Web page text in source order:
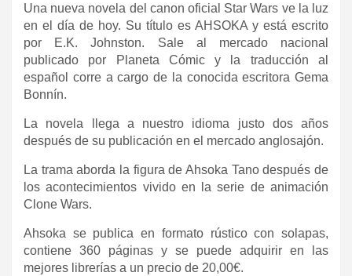
Una nueva novela del canon oficial Star Wars ve la luz
en el día de hoy. Su título es AHSOKA y está escrito
por E.K. Johnston. Sale al mercado nacional
publicado por Planeta Cómic y la traducción al
español corre a cargo de la conocida escritora Gema
Bonnín.
La novela llega a nuestro idioma justo dos años
después de su publicación en el mercado anglosajón.
La trama aborda la figura de Ahsoka Tano después de
los acontecimientos vivido en la serie de animación
Clone Wars.
Ahsoka se publica en formato rústico con solapas,
contiene 360 páginas y se puede adquirir en las
mejores librerías a un precio de 20,00€.